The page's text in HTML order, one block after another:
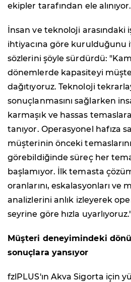
ekipler tarafından ele alınıyor.
İnsan ve teknoloji arasındaki
ihtiyacına göre kurulduğunu
sözlerini şöyle sürdürdü:
dönemlerde kapasiteyi
dağıtıyoruz. Teknoloji
sonuçlanmasını sağlarken
karmaşık ve hassas
tanıyor. Operasyonel hafıza
müşterinin önceki temaslarını
görebildiğinde süreç her
başlamıyor. İlk temasta
oranlarını, eskalasyonları ve
analizlerini anlık izleyerek
seyrine göre hızla
Müşteri deneyimindeki
sonuçlara yansıyor
fzlPLUS'ın Akva Sigorta için